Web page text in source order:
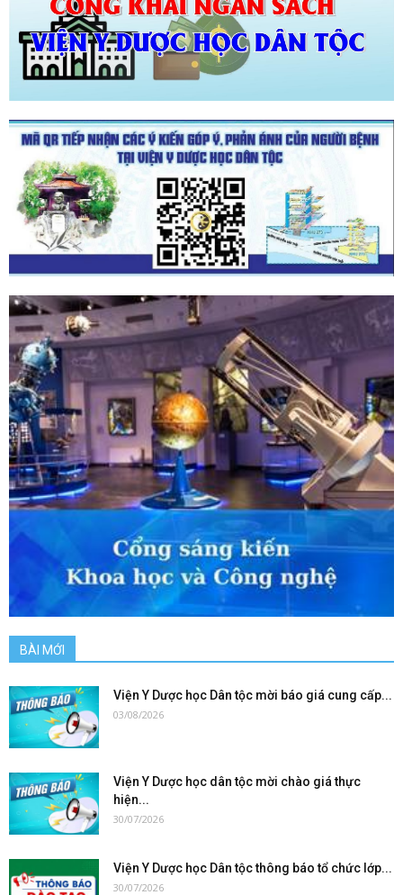
BÀI MỚI
Viện Y Dược học Dân tộc mời báo giá cung cấp...
03/08/2026
Viện Y Dược học dân tộc mời chào giá thực
hiện...
30/07/2026
Viện Y Dược học Dân tộc thông báo tổ chức lớp...
30/07/2026